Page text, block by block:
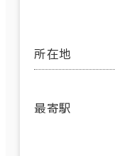
所在地
最寄駅